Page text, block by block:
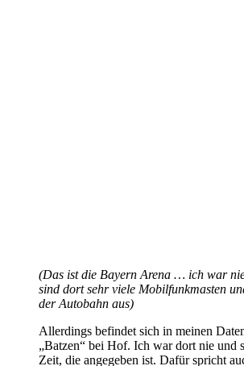
(Das ist die Bayern Arena … ich war
sind dort sehr viele Mobilfunkmasten
der Autobahn aus)
Allerdings befindet sich in meinen
„Batzen“ bei Hof. Ich war dort nie und
Zeit, die angegeben ist. Dafür spricht